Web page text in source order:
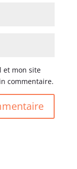
et mon site
commentaire.